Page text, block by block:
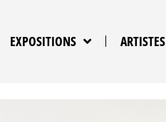
EXPOSITIONS ARTISTES